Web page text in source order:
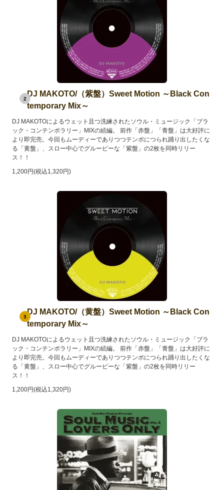
2
DJ MAKOTO/（紫盤）Sweet Motion ～Black Con
temporary Mix～
DJ MAKOTOによるウェット且つ洗練されたソウル・ミュージック「ブラ
ック・コンテンポラリー」MIXの続編。 前作「赤盤」「青盤」は大好評に
より即完売。今回もムーディーでありつつテンポにつられ踊り出したくな
る「黄盤」、スロー中心でグルービーな「紫盤」の2枚を同時リリー
ス！！
1,200円(税込1,320円)
3
DJ MAKOTO/（黄盤）Sweet Motion ～Black Con
temporary Mix～
DJ MAKOTOによるウェット且つ洗練されたソウル・ミュージック「ブラ
ック・コンテンポラリー」MIXの続編。 前作「赤盤」「青盤」は大好評に
より即完売。今回もムーディーでありつつテンポにつられ踊り出したくな
る「黄盤」、スロー中心でグルービーな「紫盤」の2枚を同時リリー
ス！！
1,200円(税込1,320円)